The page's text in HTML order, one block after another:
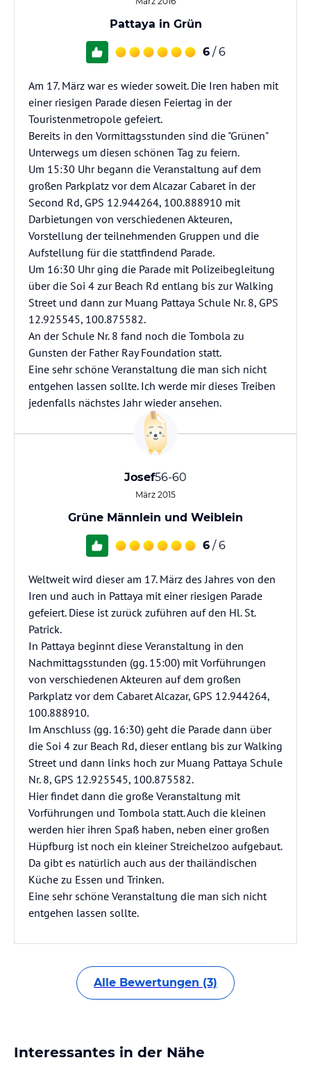
Pattaya in Grün
6 / 6
Am 17. März war es wieder soweit. Die Iren haben mit
einer riesigen Parade diesen Feiertag in der
Touristenmetropole gefeiert.
Bereits in den Vormittagsstunden sind die "Grünen"
Unterwegs um diesen schönen Tag zu feiern.
Um 15:30 Uhr begann die Veranstaltung auf dem
großen Parkplatz vor dem Alcazar Cabaret in der
Second Rd, GPS 12.944264, 100.888910 mit
Darbietungen von verschiedenen Akteuren,
Vorstellung der teilnehmenden Gruppen und die
Aufstellung für die stattfindend Parade.
Um 16:30 Uhr ging die Parade mit Polizeibegleitung
über die Soi 4 zur Beach Rd entlang bis zur Walking
Street und dann zur Muang Pattaya Schule Nr. 8, GPS
12.925545, 100.875582.
An der Schule Nr. 8 fand noch die Tombola zu
Gunsten der Father Ray Foundation statt.
Eine sehr schöne Veranstaltung die man sich nicht
entgehen lassen sollte. Ich werde mir dieses Treiben
jedenfalls nächstes Jahr wieder ansehen.
Josef56-60
März 2015
Grüne Männlein und Weiblein
6 / 6
Weltweit wird dieser am 17. März des Jahres von den
Iren und auch in Pattaya mit einer riesigen Parade
gefeiert. Diese ist zurück zuführen auf den Hl. St.
Patrick.
In Pattaya beginnt diese Veranstaltung in den
Nachmittagsstunden (gg. 15:00) mit Vorführungen
von verschiedenen Akteuren auf dem großen
Parkplatz vor dem Cabaret Alcazar, GPS 12.944264,
100.888910.
Im Anschluss (gg. 16:30) geht die Parade dann über
die Soi 4 zur Beach Rd, dieser entlang bis zur Walking
Street und dann links hoch zur Muang Pattaya Schule
Nr. 8, GPS 12.925545, 100.875582.
Hier findet dann die große Veranstaltung mit
Vorführungen und Tombola statt. Auch die kleinen
werden hier ihren Spaß haben, neben einer großen
Hüpfburg ist noch ein kleiner Streichelzoo aufgebaut.
Da gibt es natürlich auch aus der thailändischen
Küche zu Essen und Trinken.
Eine sehr schöne Veranstaltung die man sich nicht
entgehen lassen sollte.
Alle Bewertungen (3)
Interessantes in der Nähe